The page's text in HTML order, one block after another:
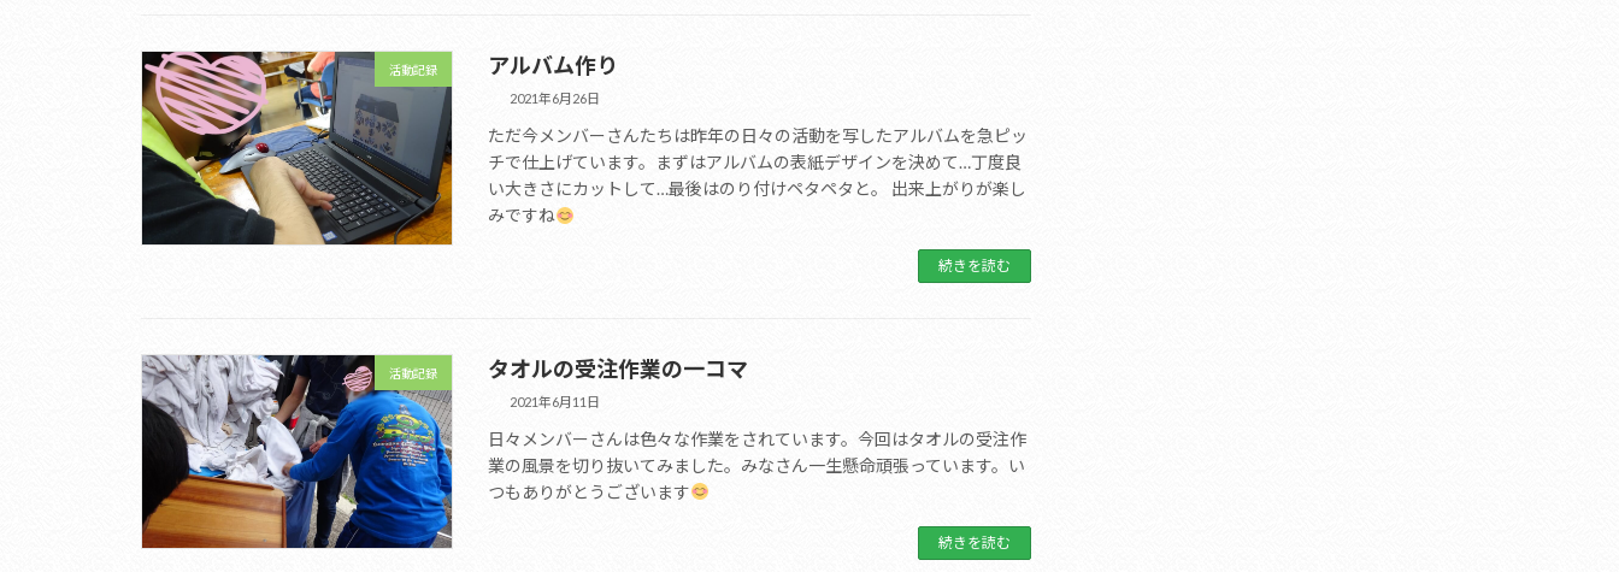
活動記録 アルバム作り
2021年6月26日
ただ今メンバーさんたちは昨年の日々の活動を写したアルバムを急ピッ
チで仕上げています。まずはアルバムの表紙デザインを決めて…丁度良
い大きさにカットして…最後はのり付けペタペタと。 出来上がりが楽し
みですね
続きを読む
活動記録 タオルの受注作業の一コマ
2021年6月11日
日々メンバーさんは色々な作業をされています。今回はタオルの受注作
業の風景を切り抜いてみました。みなさん一生懸命頑張っています。い
つもありがとうございます
続きを読む